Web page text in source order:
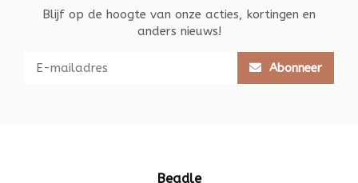
Blijf op de hoogte van onze acties, kortingen en
anders nieuws!
Abonneer
Beadle